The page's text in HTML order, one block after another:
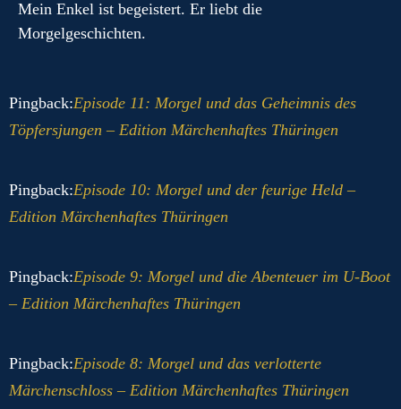
Mein Enkel ist begeistert. Er liebt die
Morgelgeschichten.
Pingback:Episode 11: Morgel und das Geheimnis des
Töpfersjungen – Edition Märchenhaftes Thüringen
Pingback:Episode 10: Morgel und der feurige Held –
Edition Märchenhaftes Thüringen
Pingback:Episode 9: Morgel und die Abenteuer im U-Boot
– Edition Märchenhaftes Thüringen
Pingback:Episode 8: Morgel und das verlotterte
Märchenschloss – Edition Märchenhaftes Thüringen